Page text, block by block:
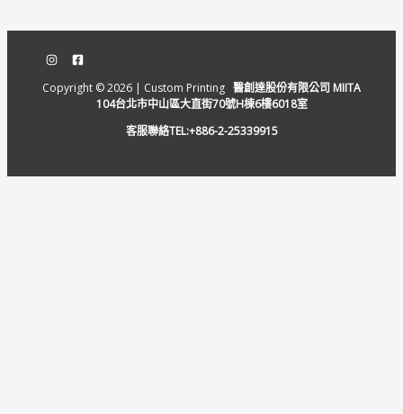
Copyright © 2026 | Custom Printing 醫創達股份有限公司 MIITA
104台北市中山區大直街70號H棟6樓6018室
客服聯絡TEL:+886-2-25339915